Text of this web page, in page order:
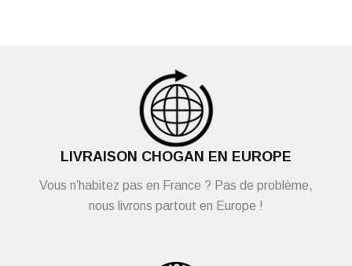
LIVRAISON CHOGAN EN EUROPE
Vous n’habitez pas en France ? Pas de problème,
nous livrons partout en Europe !